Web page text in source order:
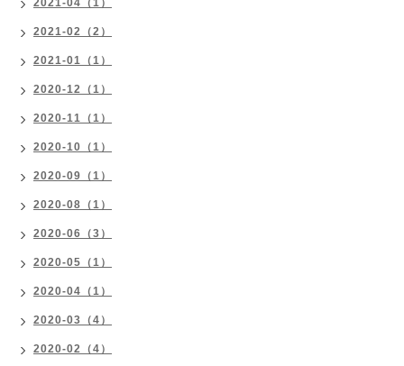
2021-04（1）
2021-02（2）
2021-01（1）
2020-12（1）
2020-11（1）
2020-10（1）
2020-09（1）
2020-08（1）
2020-06（3）
2020-05（1）
2020-04（1）
2020-03（4）
2020-02（4）